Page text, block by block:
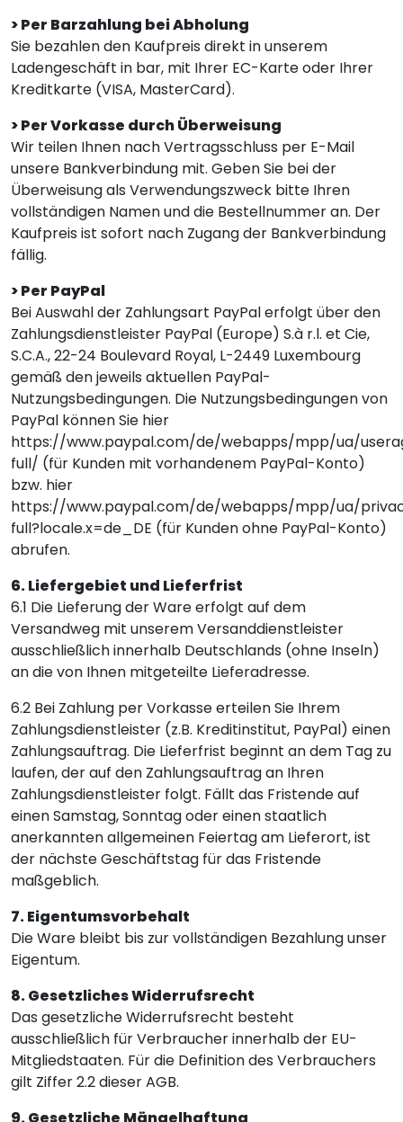
> Per Barzahlung bei Abholung
Sie bezahlen den Kaufpreis direkt in unserem
Ladengeschäft in bar, mit Ihrer EC-Karte oder Ihrer
Kreditkarte (VISA, MasterCard).
> Per Vorkasse durch Überweisung
Wir teilen Ihnen nach Vertragsschluss per E-Mail
unsere Bankverbindung mit. Geben Sie bei der
Überweisung als Verwendungszweck bitte Ihren
vollständigen Namen und die Bestellnummer an. Der
Kaufpreis ist sofort nach Zugang der Bankverbindung
fällig.
> Per PayPal
Bei Auswahl der Zahlungsart PayPal erfolgt über den
Zahlungsdienstleister PayPal (Europe) S.à r.l. et Cie,
S.C.A., 22-24 Boulevard Royal, L-2449 Luxembourg
gemäß den jeweils aktuellen PayPal-
Nutzungsbedingungen. Die Nutzungsbedingungen von
PayPal können Sie hier
https://www.paypal.com/de/webapps/mpp/ua/
full/ (für Kunden mit vorhandenem PayPal-Konto)
bzw. hier
https://www.paypal.com/de/webapps/mpp/ua/
full?locale.x=de_DE (für Kunden ohne PayPal-Konto)
abrufen.
6. Liefergebiet und Lieferfrist
6.1 Die Lieferung der Ware erfolgt auf dem
Versandweg mit unserem Versanddienstleister
ausschließlich innerhalb Deutschlands (ohne Inseln)
an die von Ihnen mitgeteilte Lieferadresse.
6.2 Bei Zahlung per Vorkasse erteilen Sie Ihrem
Zahlungsdienstleister (z.B. Kreditinstitut, PayPal) einen
Zahlungsauftrag. Die Lieferfrist beginnt an dem Tag zu
laufen, der auf den Zahlungsauftrag an Ihren
Zahlungsdienstleister folgt. Fällt das Fristende auf
einen Samstag, Sonntag oder einen staatlich
anerkannten allgemeinen Feiertag am Lieferort, ist
der nächste Geschäftstag für das Fristende
maßgeblich.
7. Eigentumsvorbehalt
Die Ware bleibt bis zur vollständigen Bezahlung unser
Eigentum.
8. Gesetzliches Widerrufsrecht
Das gesetzliche Widerrufsrecht besteht
ausschließlich für Verbraucher innerhalb der EU-
Mitgliedstaaten. Für die Definition des Verbrauchers
gilt Ziffer 2.2 dieser AGB.
9. Gesetzliche Mängelhaftung